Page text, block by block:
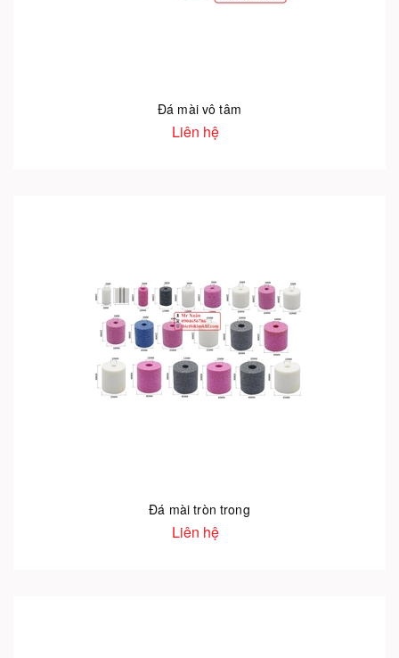
Đá mài vô tâm
Liên hệ
Đá mài tròn trong
Liên hệ